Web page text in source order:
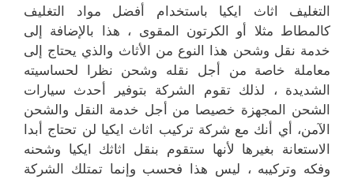
التغليف اثاث ايكيا باستخدام أفضل مواد التغليف
كالمطاط مثلا أو الكرتون المقوى ، هذا بالإضافة إلى
خدمة نقل وشحن هذا النوع من الأثاث والذي يحتاج إلى
معاملة خاصة من أجل نقله وشحن نظرا لحساسيته
الشديدة ، لذلك تقوم الشركة بتوفير أحدث سيارات
الشحن المجهزة خصيصا من أجل خدمة النقل والشحن
الآمن، أي أنك مع شركة تركيب اثاث ايكيا لن تحتاج أبدا
الاستعانة بغيرها لأنها ستقوم بنقل اثاثك ايكيا وشحنه
وفكه وتركيبه ، ليس هذا فحسب وإنما تمتلك الشركة